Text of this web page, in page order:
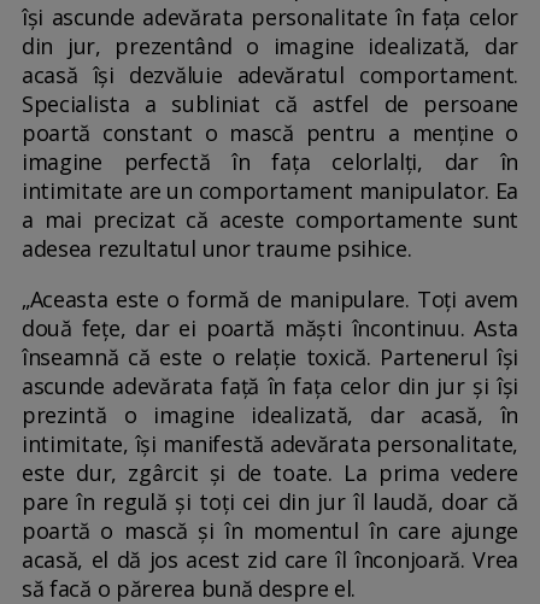
își ascunde adevărata personalitate în fața celor
din jur, prezentând o imagine idealizată, dar
acasă își dezvăluie adevăratul comportament.
Specialista a subliniat că astfel de persoane
poartă constant o mască pentru a menține o
imagine perfectă în fața celorlalți, dar în
intimitate are un comportament manipulator. Ea
a mai precizat că aceste comportamente sunt
adesea rezultatul unor traume psihice.
„Aceasta este o formă de manipulare. Toți avem
două fețe, dar ei poartă măști încontinuu. Asta
înseamnă că este o relație toxică. Partenerul își
ascunde adevărata față în fața celor din jur și își
prezintă o imagine idealizată, dar acasă, în
intimitate, își manifestă adevărata personalitate,
este dur, zgârcit și de toate. La prima vedere
pare în regulă și toți cei din jur îl laudă, doar că
poartă o mască și în momentul în care ajunge
acasă, el dă jos acest zid care îl înconjoară. Vrea
să facă o părerea bună despre el.